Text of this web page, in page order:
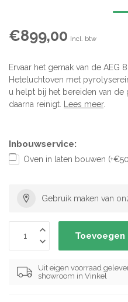
€899,00 Incl. btw
Ervaar het gemak van de AEG
Heteluchtoven met
u helpt bij het bereiden van
daarna reinigt. Lees meer.
Inbouwservice:
Oven in laten bouwen
Gebruik maken van
Uit eigen voorraad
showroom in Vinkel